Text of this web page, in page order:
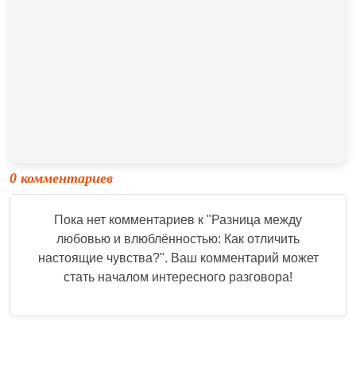
0 комментариев
Пока нет комментариев к "Разница между
любовью и влюблённостью: Как отличить
настоящие чувства?". Ваш комментарий может
стать началом интересного разговора!